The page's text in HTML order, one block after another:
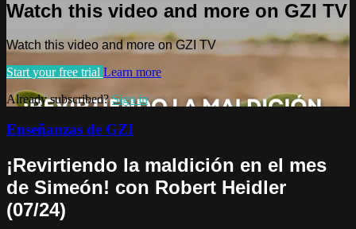
Watch this video and more on GZI TV
Watch this video and more on GZI TV
Start your free trial Learn more
Already subscribed?Sign in
Enseñanzas de GZI
¡Revirtiendo la maldición en el mes
de Simeón! con Robert Heidler
(07/24)